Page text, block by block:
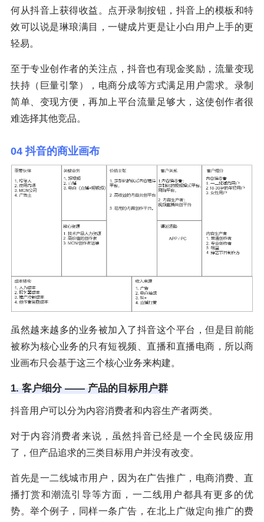
何从抖音上获得收益。点开录制按钮，抖音上的模板和特
效可以说是琳琅满目，一键成片更是让小白用户上手的更
轻易。
至于专业创作者的关注点，抖音也有现金奖励，流量变现
扶持（巨量引擎），电商分成等方式满足用户需求。录制
简单、变现方便，再加上平台流量足够大，这使创作者很
难选择其他竞品。
04 抖音的商业画布
虽然越来越多的业务被加入了抖音这个平台，但是目前能
被称为核心业务的只有短视频、直播和直播电商，所以商
业画布只会基于这三个核心业务来构建。
1. 客户细分 —— 产品的目标用户群
抖音用户可以分为内容消费者和内容生产者两类。
对于内容消费者来说，虽然抖音已经是一个全民级应用
了，但产品追求的三类目标用户并没有改变。
首先是一二线城市用户，因为在广告推广，电商消费、直
播打赏和潮流引导等方面，一二线用户都具有更多的优
势。举个例子，同样一条广告，在北上广做定向推广的费